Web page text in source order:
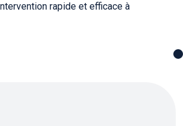
rapide et efficace à